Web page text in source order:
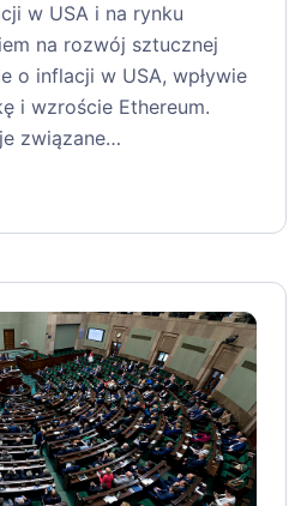
w USA i na rynku
na rozwój sztucznej
o inflacji w USA, wpływie
i wzroście Ethereum.
związane…